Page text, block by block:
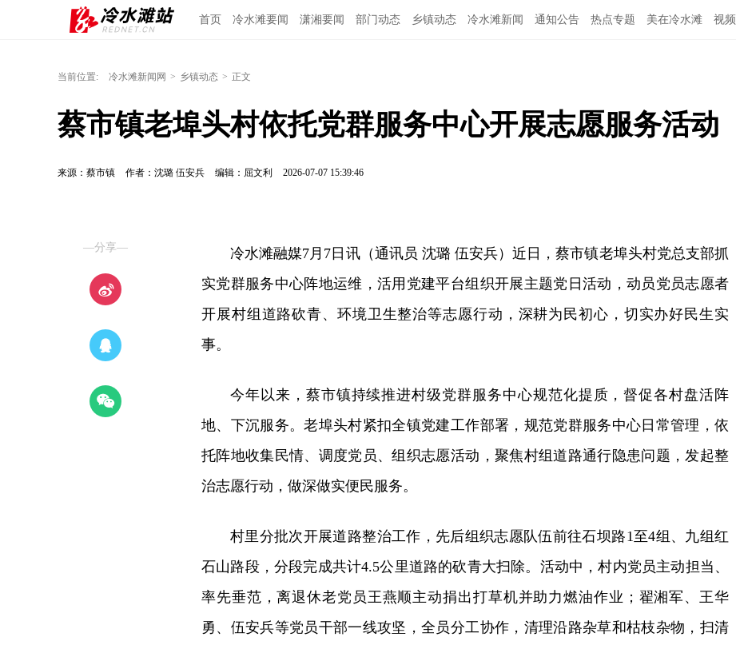
首页 冷水滩要闻 潇湘要闻 部门动态 乡镇动态 冷水滩新闻 通知公告 热点专题 美在冷水滩 视频
当前位置: 冷水滩新闻网 > 乡镇动态 > 正文
蔡市镇老埠头村依托党群服务中心开展志愿服务活动
来源：蔡市镇 作者：沈璐 伍安兵 编辑：屈文利 2026-07-07 15:39:46
—分享—
冷水滩融媒7月7日讯（通讯员 沈璐 伍安兵）近日，蔡市镇老埠头村党总支部抓
实党群服务中心阵地运维，活用党建平台组织开展主题党日活动，动员党员志愿者
开展村组道路砍青、环境卫生整治等志愿行动，深耕为民初心，切实办好民生实
事。
今年以来，蔡市镇持续推进村级党群服务中心规范化提质，督促各村盘活阵
地、下沉服务。老埠头村紧扣全镇党建工作部署，规范党群服务中心日常管理，依
托阵地收集民情、调度党员、组织志愿活动，聚焦村组道路通行隐患问题，发起整
治志愿行动，做深做实便民服务。
村里分批次开展道路整治工作，先后组织志愿队伍前往石坝路1至4组、九组红
石山路段，分段完成共计4.5公里道路的砍青大扫除。活动中，村内党员主动担当、
率先垂范，离退休老党员王燕顺主动捐出打草机并助力燃油作业；翟湘军、王华
勇、伍安兵等党员干部一线攻坚，全员分工协作，清理沿路杂草和枯枝杂物，扫清